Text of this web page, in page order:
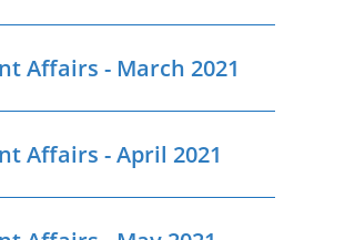
Affairs - March 2021
Affairs - April 2021